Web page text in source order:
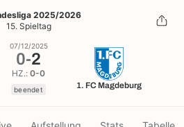
0-2
beendet
2025/2026
15. Spieltag
07/12/2025
0-2
HZ.: 0-0
beendet 1. FC Magdeburg